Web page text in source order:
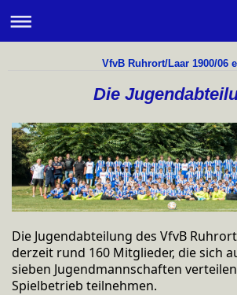
VfvB Ruhrort/Laar 1900/06
Die
Die Jugendabteilung des VfvB
derzeit rund 160 Mitglieder, die sich
sieben Jugendmannschaften verteilen
Spielbetrieb teilnehmen.